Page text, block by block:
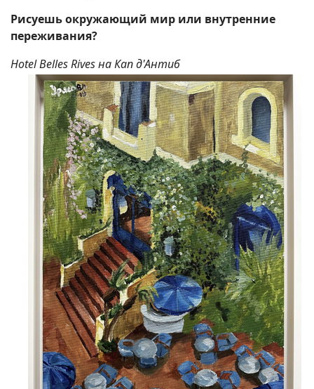
Рисуешь окружающий мир или внутренние
переживания?
Hotel Belles Rives на Кап д'Антиб